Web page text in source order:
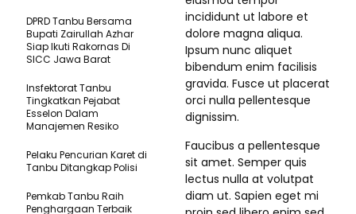
incididunt ut labore et
dolore magna aliqua.
Ipsum nunc aliquet
bibendum enim facilisis
gravida. Fusce ut placerat
orci nulla pellentesque
dignissim.
Faucibus a pellentesque
sit amet. Semper quis
lectus nulla at volutpat
diam ut. Sapien eget mi
DPRD Tanbu Bersama
Bupati Zairullah Azhar
Siap Ikuti Rakornas Di
SICC Jawa Barat
Insfektorat Tanbu
Tingkatkan Pejabat
Esselon Dalam
Manajemen Resiko
Pelaku Pencurian Karet di
Tanbu Ditangkap Polisi
Pemkab Tanbu Raih
Penghargaan Terbaik